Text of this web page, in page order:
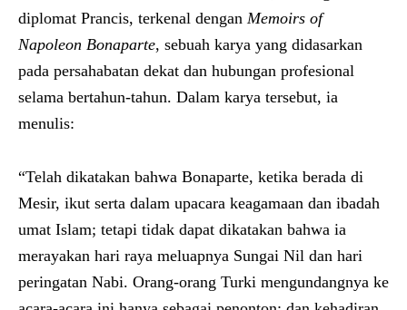
diplomat Prancis, terkenal dengan Memoirs of
Napoleon Bonaparte, sebuah karya yang didasarkan
pada persahabatan dekat dan hubungan profesional
selama bertahun-tahun. Dalam karya tersebut, ia
menulis:
“Telah dikatakan bahwa Bonaparte, ketika berada di
Mesir, ikut serta dalam upacara keagamaan dan ibadah
umat Islam; tetapi tidak dapat dikatakan bahwa ia
merayakan hari raya meluapnya Sungai Nil dan hari
peringatan Nabi. Orang-orang Turki mengundangnya ke